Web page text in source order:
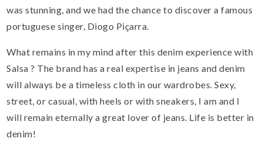
was stunning, and we had the chance to discover a famous
portuguese singer, Diogo Piçarra.
What remains in my mind after this denim experience with
Salsa? The brand has a real expertise in jeans and denim
will always be a timeless cloth in our wardrobes. Sexy,
street, or casual, with heels or with sneakers, I am and I
will remain eternally a great lover of jeans. Life is better in
denim!